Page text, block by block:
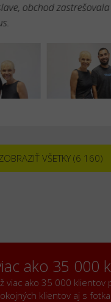
obchod
VŠETKY (6 160)
ako 35 000
viac ako 35 000
klientov aj s